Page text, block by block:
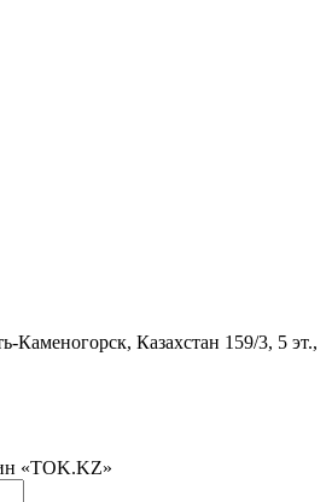
Каменогорск, Казахстан 159/3, 5 эт.,
«TOK.KZ»